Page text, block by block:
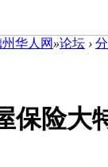
华人网 »论坛 ›
保险大